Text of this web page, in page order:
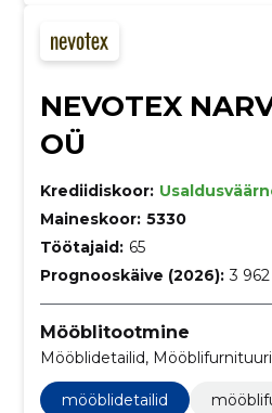
NEVOTEX
OÜ
Krediidiskoor:
Maineskoor: 5330
Töötajaid: 65
Prognooskäive (2026): 3
Mööblitootmine
Mööblidetailid,
mööblidetailid